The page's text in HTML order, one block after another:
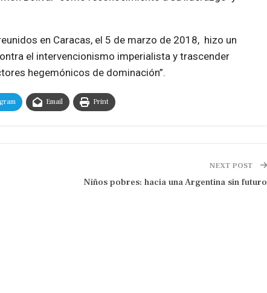
en Caracas, el 5 de marzo de 2018, hizo un
el intervencionismo imperialista y trascender
hegemónicos de dominación”.
Email Print
NEXT POST
Niños pobres: hacia una Argentina sin futuro